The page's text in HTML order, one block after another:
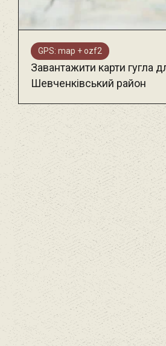
GPS: map + ozf2
Завантажити карти гугла
Шевченківський район